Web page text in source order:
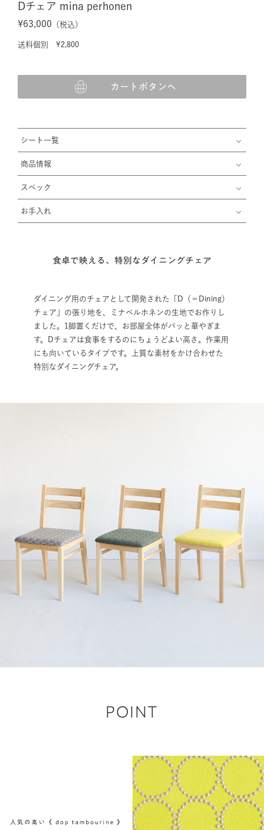
Dチェア mina perhonen
¥63,000 （税込）
送料個別 ¥2,800
カートボタンへ
シート一覧
商品情報
スペック
お手入れ
食卓で映える、特別なダイニングチェア
ダイニング用のチェアとして開発された「D（＝Dining）
チェア」の張り地を、ミナペルホネンの生地でお作りし
ました。1脚置くだけで、お部屋全体がパッと華やぎま
す。Dチェアは食事をするのにちょうどよい高さ。作業用
にも向いているタイプです。上質な素材をかけ合わせた
特別なダイニングチェア。
POINT